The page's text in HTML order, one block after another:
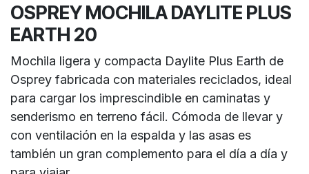
OSPREY MOCHILA DAYLITE PLUS
EARTH 20
Mochila ligera y compacta Daylite Plus Earth de
Osprey fabricada con materiales reciclados, ideal
para cargar los imprescindible en caminatas y
senderismo en terreno fácil. Cómoda de llevar y
con ventilación en la espalda y las asas es
también un gran complemento para el día a día y